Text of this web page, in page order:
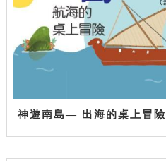
神遊南島— 出海的桌上冒險